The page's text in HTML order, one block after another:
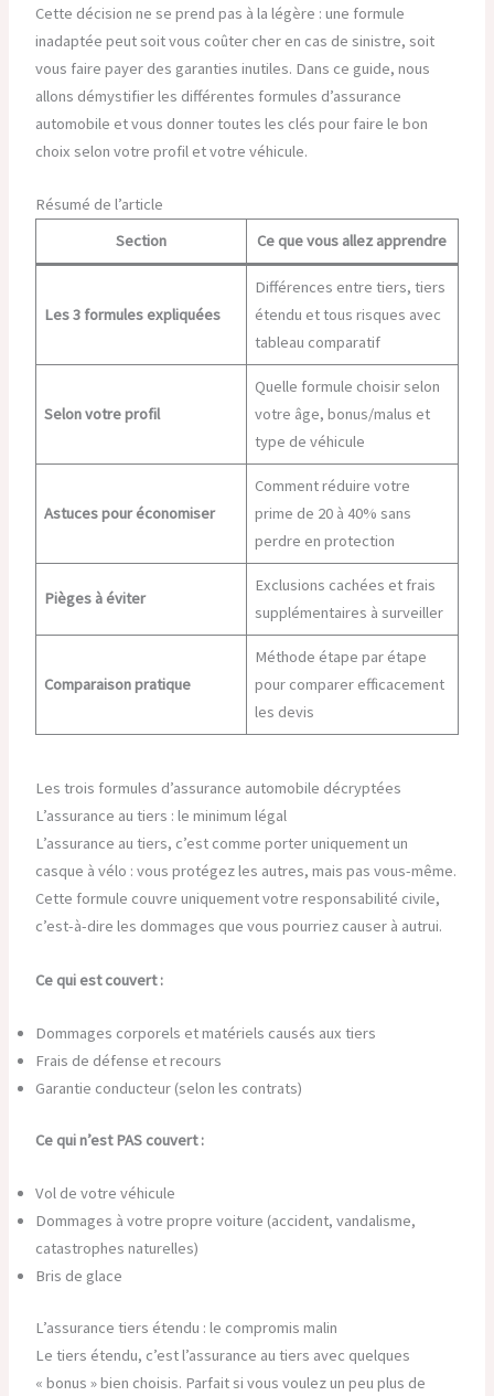
Cette décision ne se prend pas à la légère : une formule
inadaptée peut soit vous coûter cher en cas de sinistre, soit
vous faire payer des garanties inutiles. Dans ce guide, nous
allons démystifier les différentes formules d’assurance
automobile et vous donner toutes les clés pour faire le bon
choix selon votre profil et votre véhicule.
Résumé de l’article
Section
Ce que vous allez apprendre
Les 3 formules expliquées
Différences entre tiers, tiers
étendu et tous risques avec
tableau comparatif
Selon votre profil
Quelle formule choisir selon
votre âge, bonus/malus et
type de véhicule
Astuces pour économiser
Comment réduire votre
prime de 20 à 40% sans
perdre en protection
Pièges à éviter
Exclusions cachées et frais
supplémentaires à surveiller
Comparaison pratique
Méthode étape par étape
pour comparer efficacement
les devis
Les trois formules d’assurance automobile décryptées
L’assurance au tiers : le minimum légal
L’assurance au tiers, c’est comme porter uniquement un
casque à vélo : vous protégez les autres, mais pas vous-même.
Cette formule couvre uniquement votre responsabilité civile,
c’est-à-dire les dommages que vous pourriez causer à autrui.
Ce qui est couvert :
Dommages corporels et matériels causés aux tiers
Frais de défense et recours
Garantie conducteur (selon les contrats)
Ce qui n’est PAS couvert :
Vol de votre véhicule
Dommages à votre propre voiture (accident, vandalisme,
catastrophes naturelles)
Bris de glace
L’assurance tiers étendu : le compromis malin
Le tiers étendu, c’est l’assurance au tiers avec quelques
« bonus » bien choisis. Parfait si vous voulez un peu plus de